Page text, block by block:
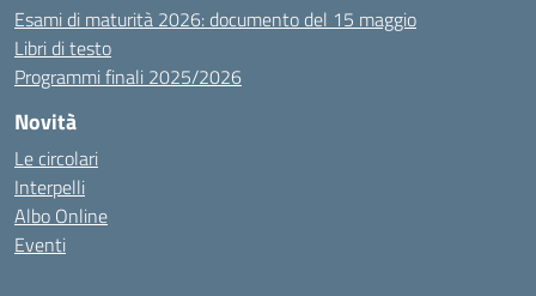
Esami di maturità 2026: documento del 15 maggio
Libri di testo
Programmi finali 2025/2026
Novità
Le circolari
Interpelli
Albo Online
Eventi